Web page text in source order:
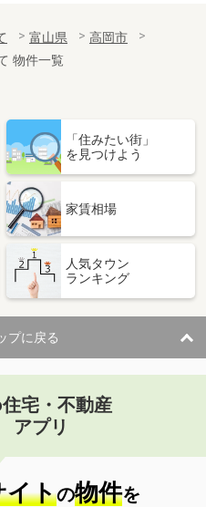
富山県
高岡市
物件一覧
「住みたい街」
を見つけよう
家賃相場
人気タウン
ランキング
プに戻る
宅・不動産
アプリ
イトの物件を